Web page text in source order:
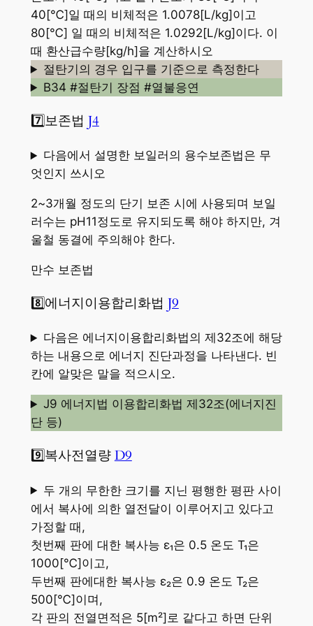
40[℃]일 때의 비체적은 1.0078[L/kg] 이고
80[℃] 일 때의 비체적은 1.0292[L/kg]이다. 이
때 환산급수량[kg/h]을 계산하시오
절탄기의 경우 입구를 기준으로 측정한다
B34 #절탄기 장점 #열불응연
7️⃣보존법 J4
다음에서 설명한 보일러의 용수보존법은 무
엇인지 쓰시오
2~3개월 정도의 단기 보존 시에 사용되며 보일
러수는 pH11정도로 유지되도록 해야 하지만, 겨
울철 동결에 주의해야 한다.
만수 보존법
8️⃣에너지이용합리화법 J9
다음은 에너지이용합리화법의 제32조에 해당
하는 내용으로 에너지 진단과정을 나타낸다. 빈
칸에 알맞은 말을 적으시오.
J9 에너지법 이용합리화법 제32조(에너지진
단 등)
9️⃣복사전열량 D9
두 개의 무한한 크기를 지닌 평행한 평판 사이
에서 복사에 의한 열전달이 이루어지고 있다고
가정할 때,
첫번째 판에 대한 복사능 ε₁은 0.5 온도 T₁은
1000[℃]이고,
두번째 판에대한 복사능 ε₂은 0.9 온도 T₂은
500[℃]이며,
각 판의 전열면적은 5[m²]로 같다고 하면 단위